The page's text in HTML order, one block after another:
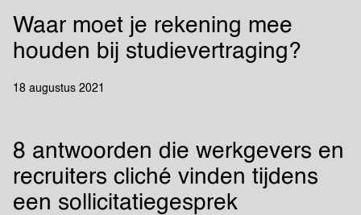
Waar moet je rekening mee
houden bij studievertraging?
18 augustus 2021
8 antwoorden die werkgevers en
recruiters cliché vinden tijdens
een sollicitatiegesprek